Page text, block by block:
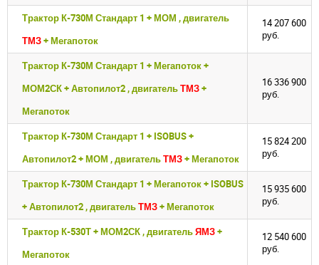
Трактор К-730М Стандарт 1 + МОМ , двигатель
ТМЗ+ Мегапоток
14 207 600
руб.
Трактор К-730М Стандарт 1 + Мегапоток +
МОМ2СК + Автопилот2 , двигательТМЗ+
Мегапоток
16 336 900
руб.
Трактор К-730М Стандарт 1 + ISOBUS +
Автопилот2 + МОМ , двигательТМЗ+ Мегапоток
15 824 200
руб.
Трактор К-730М Стандарт 1 + Мегапоток + ISOBUS
+ Автопилот2 , двигательТМЗ+ Мегапоток
15 935 600
руб.
Трактор К-530Т + МОМ2СК , двигательЯМЗ+
Мегапоток
12 540 600
руб.